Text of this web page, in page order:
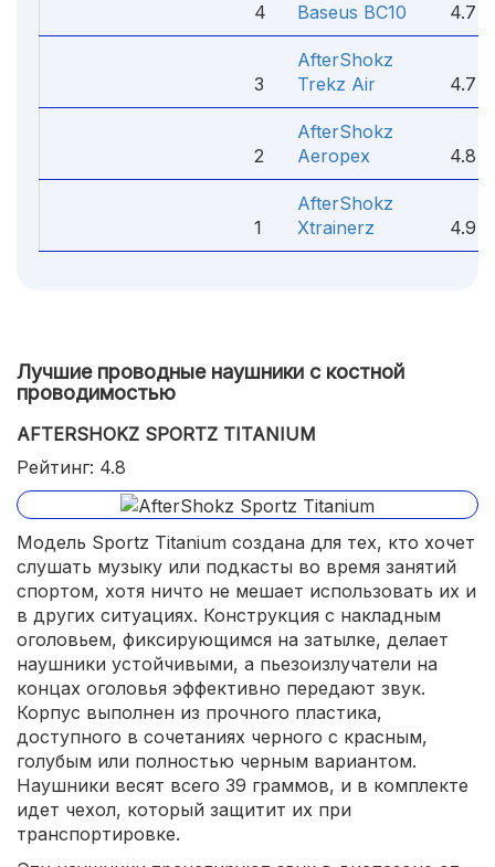
4 Baseus BC10 4.7
3
AfterShokz
Trekz Air
4.7
2
AfterShokz
Aeropex
4.8
1
AfterShokz
Xtrainerz
4.9
Лучшие проводные наушники с костной
проводимостью
AFTERSHOKZ SPORTZ TITANIUM
Рейтинг: 4.8
Модель Sportz Titanium создана для тех, кто хочет
слушать музыку или подкасты во время занятий
спортом, хотя ничто не мешает использовать их и
в других ситуациях. Конструкция с накладным
оголовьем, фиксирующимся на затылке, делает
наушники устойчивыми, а пьезоизлучатели на
концах оголовья эффективно передают звук.
Корпус выполнен из прочного пластика,
доступного в сочетаниях черного с красным,
голубым или полностью черным вариантом.
Наушники весят всего 39 граммов, и в комплекте
идет чехол, который защитит их при
транспортировке.